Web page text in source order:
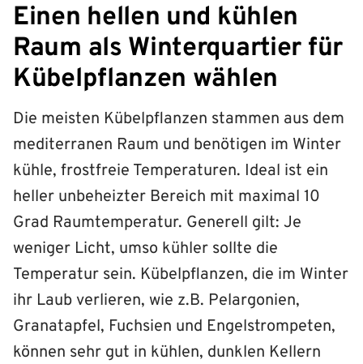
Einen hellen und kühlen
Raum als Winterquartier für
Kübelpflanzen wählen
Die meisten Kübelpflanzen stammen aus dem
mediterranen Raum und benötigen im Winter
kühle, frostfreie Temperaturen. Ideal ist ein
heller unbeheizter Bereich mit maximal 10
Grad Raumtemperatur. Generell gilt: Je
weniger Licht, umso kühler sollte die
Temperatur sein. Kübelpflanzen, die im Winter
ihr Laub verlieren, wie z.B. Pelargonien,
Granatapfel, Fuchsien und Engelstrompeten,
können sehr gut in kühlen, dunklen Kellern